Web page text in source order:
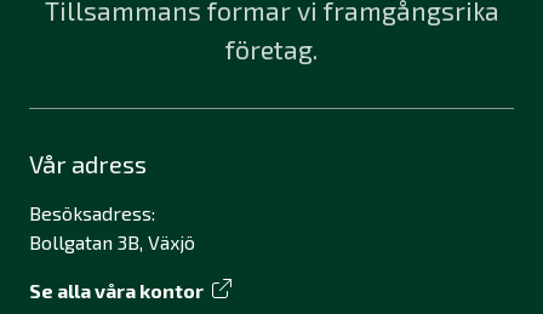
Tillsammans formar vi framgångsrika
företag.
Vår adress
Besöksadress:
Bollgatan 3B, Växjö
Se alla våra kontor